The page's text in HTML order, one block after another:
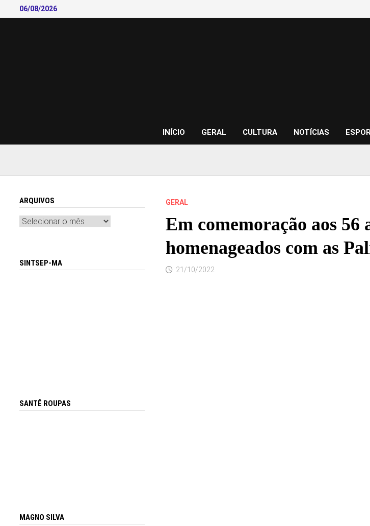
to
06/08/2026
INÍCIO GERAL CULTURA NOTÍCIAS
GERAL
Em comemoração aos
homenageados com as
21/10/2022
ARQUIVOS
Arquivos
SINTSEP-MA
SANTÊ ROUPAS
MAGNO SILVA